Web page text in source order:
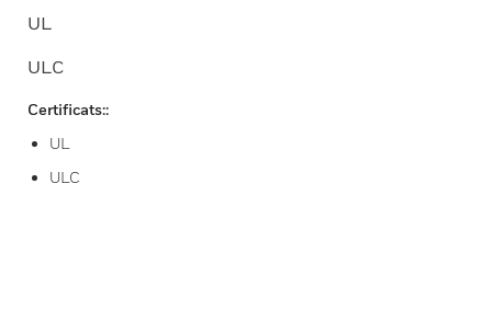
UL
ULC
Certificats::
UL
ULC